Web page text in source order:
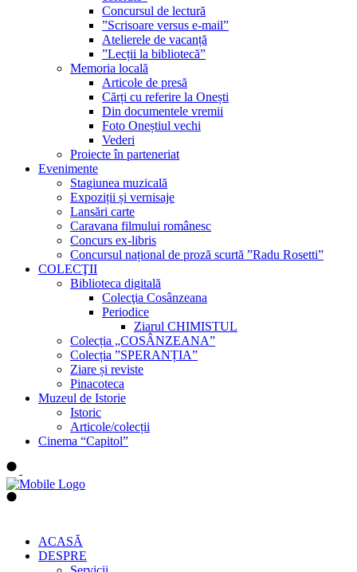
Concursul de lectură
”Scrisoare versus e-mail”
Atelierele de vacanță
”Lecții la bibliotecă”
Memoria locală
Articole de presă
Cărți cu referire la Onești
Din documentele vremii
Foto Oneștiul vechi
Vederi
Proiecte în parteneriat
Evenimente
Stagiunea muzicală
Expoziții și vernisaje
Lansări carte
Caravana filmului românesc
Concurs ex-libris
Concursul național de proză scurtă ”Radu Rosetti”
COLECŢII
Biblioteca digitală
Colecţia Cosânzeana
Periodice
Ziarul CHIMISTUL
Colecția „COSÂNZEANA”
Colecția ”SPERANȚIA”
Ziare și reviste
Pinacoteca
Muzeul de Istorie
Istoric
Articole/colecții
Cinema “Capitol”
ACASĂ
DESPRE